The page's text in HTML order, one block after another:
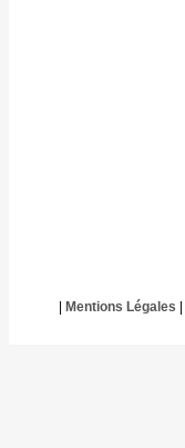
Mentions Légales